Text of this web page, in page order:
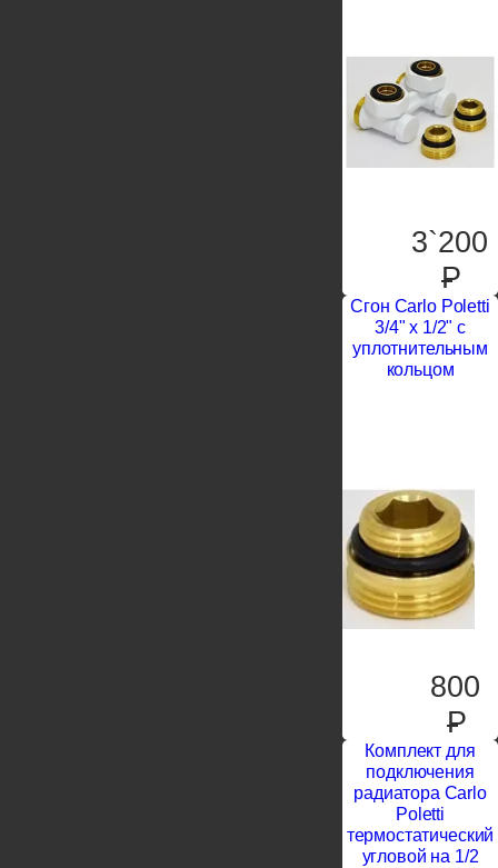
3`200
P
Сгон Carlo Poletti
3/4" х 1/2" с
уплотнительным
кольцом
800
P
Комплект для
подключения
радиатора Carlo
Poletti
термостатический
угловой на 1/2